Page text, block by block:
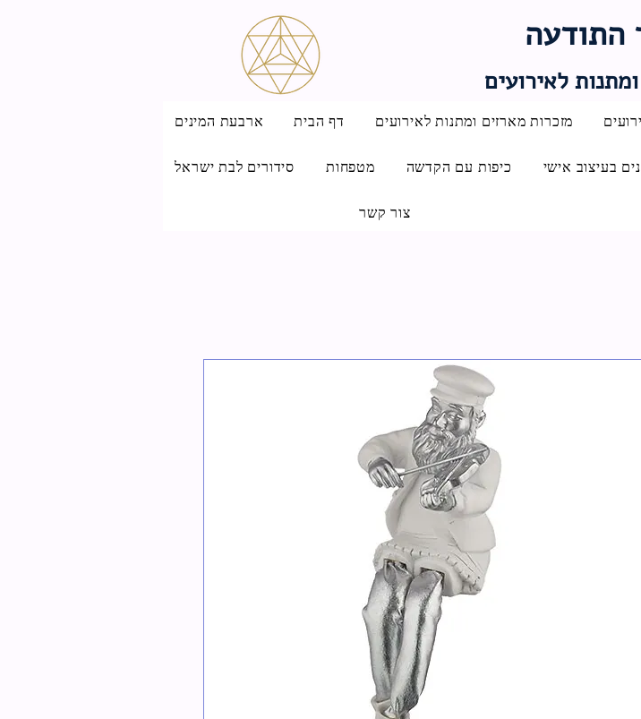
התודעה
לאירועים
ארבעת המינים דף הבית מזכרות מארזים ומתנות לאירועים
סידורים לבת ישראל מטפחות כיפות עם הקדשה בעיצוב אישי
צור קשר